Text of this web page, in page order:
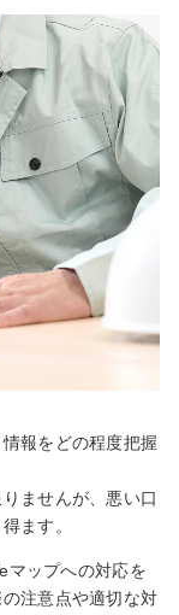
報をどの程度把握
ませんが、悪い口
ます。
マップへの対応を
注意点や適切な対